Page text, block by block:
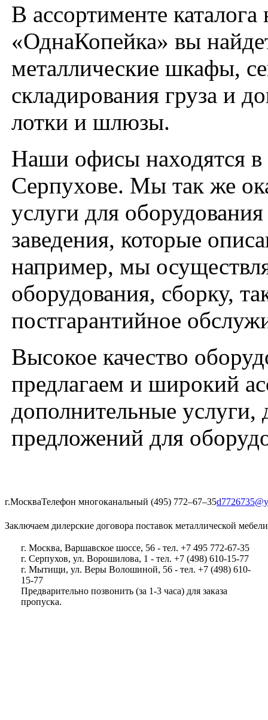
В ассортименте
«ОднаКопейка» вы
металлические шкафы,
складирования груза и
лотки и шлюзы.
Наши офисы находятся
Серпухове. Мы так же
услуги для
заведения, которые
например, мы
оборудования, сборку,
постгарантийное
Высокое качество
предлагаем и широкий
дополнительные
предложений для
г.МоскваТелефон многоканальный (495) 772‒67‒35
Заключаем дилерские договора поставок металлической мебели
г. Москва, Варшавское шоссе, 56 - тел. +7 495 772-67-35
г. Серпухов, ул. Ворошилова, 1 - тел. +7 (498) 610-15-77
г. Мытищи, ул. Веры Волошиной, 56 - тел. +7 (498) 610-
15-77
Предварительно позвонить (за 1-3 часа) для заказа
пропуска.